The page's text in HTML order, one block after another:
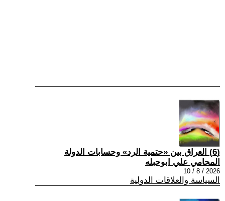
(6) العراق بين «حتمية الرد» وحسابات الدولة
المحامي علي ابوحبله
2026 / 8 / 10
السياسة والعلاقات الدولية